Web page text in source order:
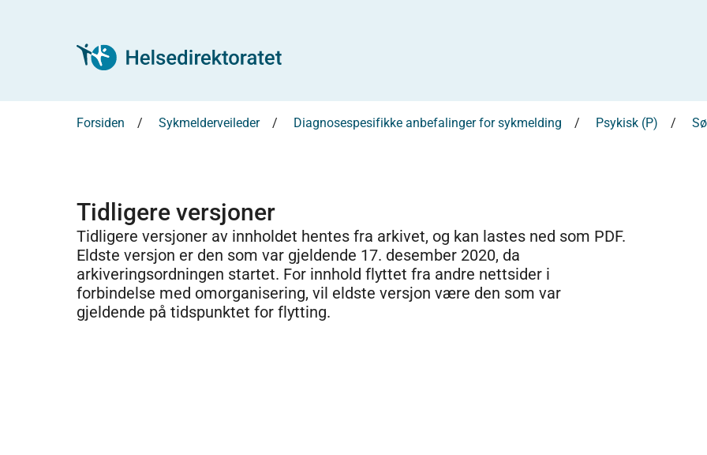
Forsiden Sykmelderveileder Diagnosespesifikke anbefalinger for sykmelding Psykisk (P)
Tidligere versjoner
Tidligere versjoner av innholdet hentes fra arkivet, og kan lastes ned som PDF.
Eldste versjon er den som var gjeldende 17. desember 2020, da
arkiveringsordningen startet. For innhold flyttet fra andre nettsider i
forbindelse med omorganisering, vil eldste versjon være den som var
gjeldende på tidspunktet for flytting.